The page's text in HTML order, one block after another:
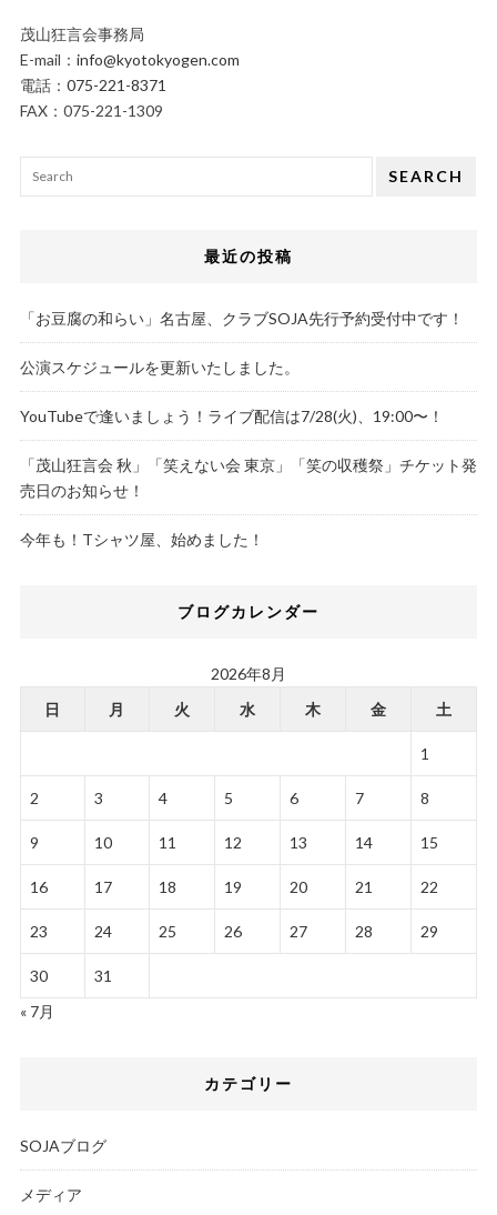
茂山狂言会事務局
E-mail： info@kyotokyogen.com
電話： 075-221-8371
FAX：075-221-1309
SEARCH
最近の投稿
「お豆腐の和らい」名古屋、クラブSOJA先行予約受付中です！
公演スケジュールを更新いたしました。
YouTubeで逢いましょう！ライブ配信は7/28(火)、19:00〜！
「茂山狂言会 秋」「笑えない会 東京」「笑の収穫祭」チケット発
売日のお知らせ！
今年も！Tシャツ屋、始めました！
ブログカレンダー
2026年8月
日
月 火 水 木 金 土
1
2 3 4 5 6 7 8
9 10 11 12 13 14 15
16 17 18 19 20 21 22
23 24 25 26 27 28 29
30
31
« 7月
カテゴリー
SOJAブログ
メディア